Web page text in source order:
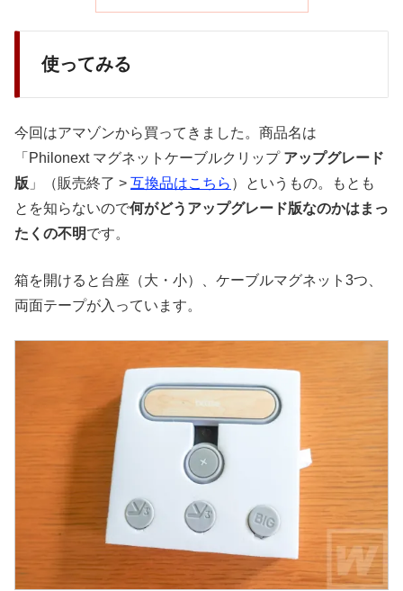
使ってみる
今回はアマゾンから買ってきました。商品名は
「Philonext マグネットケーブルクリップ アップグレード
版 」（販売終了 > 互換品はこちら ）というもの。もとも
とを知らないので何がどうアップグレード版なのかはまっ
たくの不明です。
箱を開けると台座（大・小）、ケーブルマグネット3つ、
両面テープが入っています。